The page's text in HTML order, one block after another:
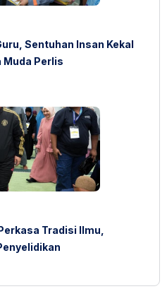
Sentuhan Insan Kekal
Muda Perlis
Tradisi Ilmu,